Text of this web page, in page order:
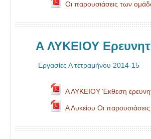
Οι παρουσιάσεις των
Α ΛΥΚΕΙΟΥ
Εργασίες Α τετραμήνου 2014-15
Α ΛΥΚΕΙΟΥ Έκθεση
Α Λυκείου Οι